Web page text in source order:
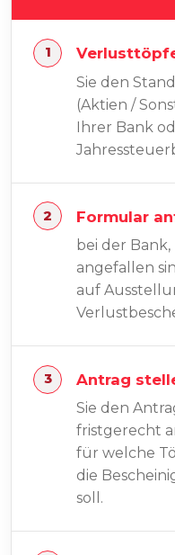
Sie den
(Aktien /
Ihrer Bank
Formular
bei der
angefallen
auf
Antrag
Sie den
fristgerecht
für welche
die
soll.